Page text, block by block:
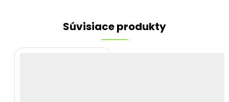
Súvisiace produkty